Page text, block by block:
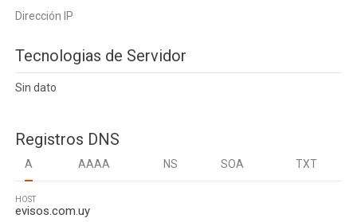
Dirección IP
Tecnologias de Servidor
Sin dato
Registros DNS
A AAAA NS SOA TXT
HOST
evisos.com.uy